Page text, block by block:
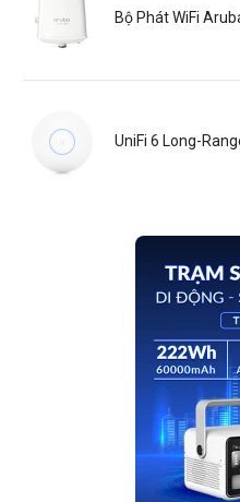
Bộ Phát WiFi
UniFi 6 Long-